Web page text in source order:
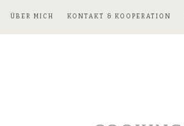
ÜBER MICH KONTAKT & KOOPERATION